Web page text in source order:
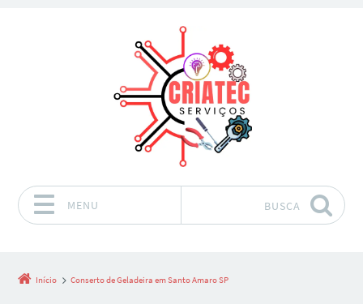
MENU BUSCA
Início Conserto de Geladeira em Santo Amaro SP